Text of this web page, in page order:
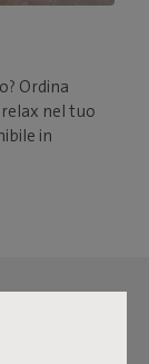
Ordina
nel tuo
in